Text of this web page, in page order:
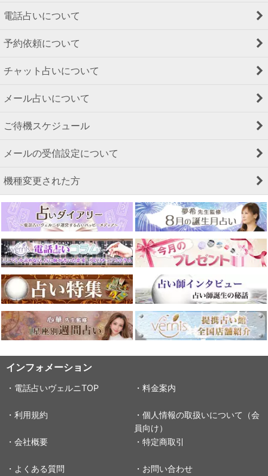
電話占いについて
予約依頼について
チャット占いについて
メール占いについて
ご待機スケジュール
メールの受信設定について
機種変更された方
インフォメーション
・電話占いヴェルニTOP ・料金案内
・利用規約
・個人情報の取扱いについて（会
員向け）
・会社概要
・特定商取引
・よくある質問 ・お問い合わせ